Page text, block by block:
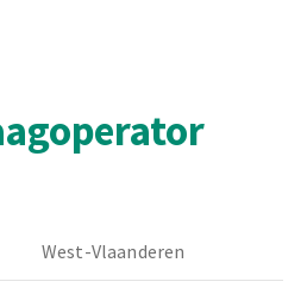
West-Vlaanderen